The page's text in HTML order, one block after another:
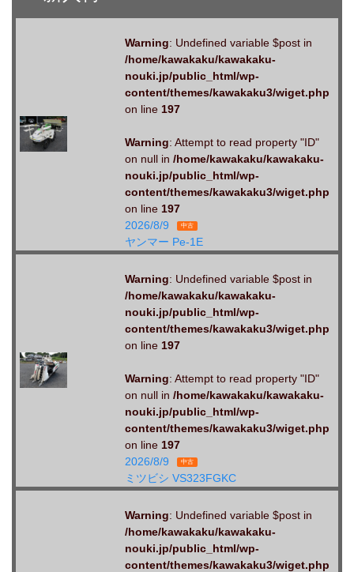
Warning: Undefined variable $post in
/home/kawakaku/kawakaku-
nouki.jp/public_html/wp-
content/themes/kawakaku3/wiget.php
on line 197
Warning: Attempt to read property "ID"
on null in /home/kawakaku/kawakaku-
nouki.jp/public_html/wp-
content/themes/kawakaku3/wiget.php
on line 197
2026/8/9
中古
ヤンマー Pe-1E
Warning: Undefined variable $post in
/home/kawakaku/kawakaku-
nouki.jp/public_html/wp-
content/themes/kawakaku3/wiget.php
on line 197
Warning: Attempt to read property "ID"
on null in /home/kawakaku/kawakaku-
nouki.jp/public_html/wp-
content/themes/kawakaku3/wiget.php
on line 197
2026/8/9
中古
ミツビシ VS323FGKC
Warning: Undefined variable $post in
/home/kawakaku/kawakaku-
nouki.jp/public_html/wp-
content/themes/kawakaku3/wiget.php